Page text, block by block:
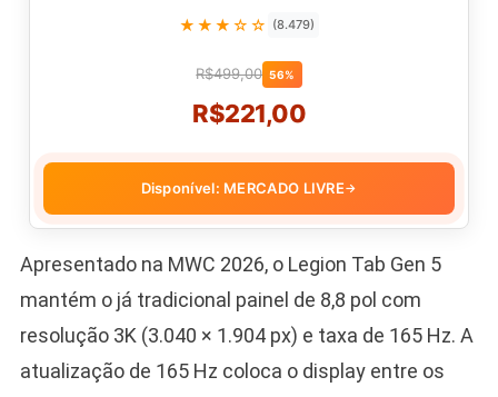
★★★☆☆ (8.479)
R$499,00 56%
R$221,00
Disponível: MERCADO LIVRE→
Apresentado na MWC 2026, o Legion Tab Gen 5
mantém o já tradicional painel de 8,8 pol com
resolução 3K (3.040 × 1.904 px) e taxa de 165 Hz. A
atualização de 165 Hz coloca o display entre os